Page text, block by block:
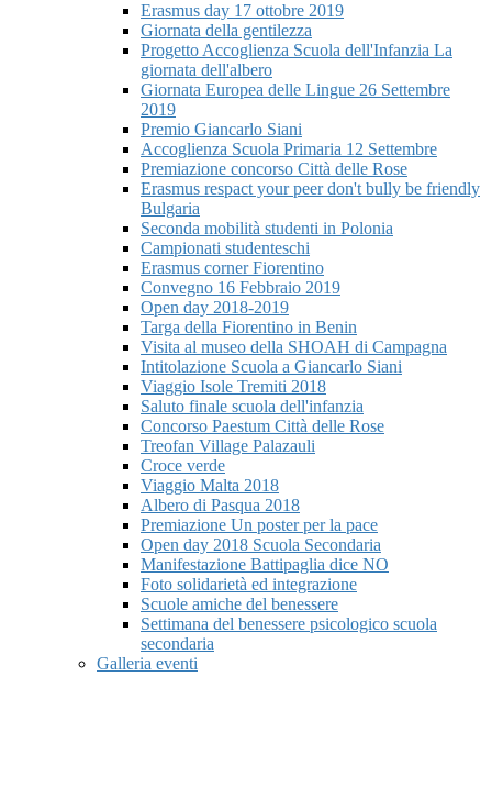
Erasmus day 17 ottobre 2019
Giornata della gentilezza
Progetto Accoglienza Scuola dell'Infanzia La
giornata dell'albero
Giornata Europea delle Lingue 26 Settembre
2019
Premio Giancarlo Siani
Accoglienza Scuola Primaria 12 Settembre
Premiazione concorso Città delle Rose
Erasmus respact your peer don't bully be friendly
Bulgaria
Seconda mobilità studenti in Polonia
Campionati studenteschi
Erasmus corner Fiorentino
Convegno 16 Febbraio 2019
Open day 2018-2019
Targa della Fiorentino in Benin
Visita al museo della SHOAH di Campagna
Intitolazione Scuola a Giancarlo Siani
Viaggio Isole Tremiti 2018
Saluto finale scuola dell'infanzia
Concorso Paestum Città delle Rose
Treofan Village Palazauli
Croce verde
Viaggio Malta 2018
Albero di Pasqua 2018
Premiazione Un poster per la pace
Open day 2018 Scuola Secondaria
Manifestazione Battipaglia dice NO
Foto solidarietà ed integrazione
Scuole amiche del benessere
Settimana del benessere psicologico scuola
secondaria
Galleria eventi